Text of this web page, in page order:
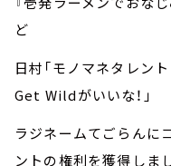
ど
日村「モノマネタレン
Get Wildがいいな！」
ラジネームてごらんに
ントの権利を獲得しま